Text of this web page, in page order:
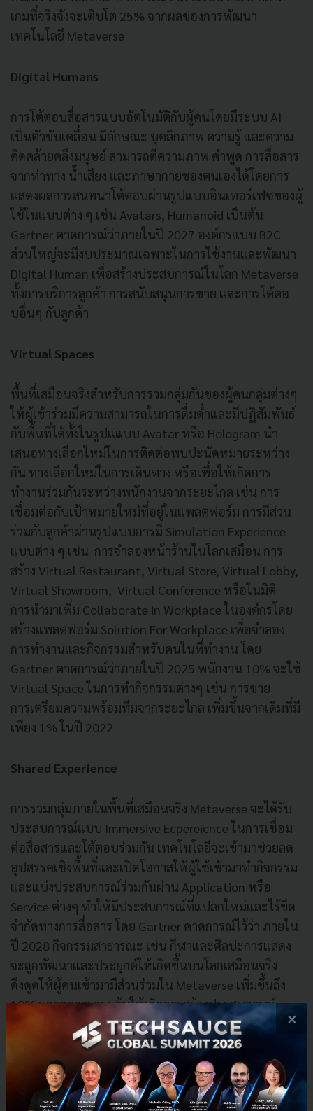
เกมที่จริงจังจะเติบโต 25% จากผลของการพัฒนา
เทคโนโลยี Metaverse
Digital Humans
การโต้ตอบสื่อสารแบบอัตโนมัติกับผู้คนโดยมีระบบ AI
เป็นตัวขับเคลื่อน มีลักษณะ บุคลิกภาพ ความรู้ และความ
คิดคล้ายคลึงมนุษย์ สามารถตีความภาพ คำพูด การสื่อสาร
จากท่าทาง น้ำเสียง และภาษากายของตนเองได้โดยการ
แสดงผลการสนทนาโต้ตอบผ่านรูปแบบอินเทอร์เฟซของผู้
ใช้ในแบบต่าง ๆ เช่น Avatars, Humanoid เป็นต้น
Gartner คาดการณ์ว่าภายในปี 2027 องค์กรแบบ B2C
ส่วนใหญ่จะมีงบประมาณเฉพาะในการใช้งานและพัฒนา
Digital Human เพื่อสร้างประสบการณ์ในโลก Metaverse
ทั้งการบริการลูกค้า การสนับสนุนการขาย และการโต้ตอ
บอื่นๆ กับลูกค้า
Virtual Spaces
พื้นที่เสมือนจริงสำหรับการรวมกลุ่มกันของผู้คนกลุ่มต่างๆ
ให้ผู้เข้าร่วมมีความสามารถในการดื่มด่ำและมีปฏิสัมพันธ์
กับพื้นที่ได้ทั้งในรูปแแบบ Avatar หรือ Hologram นำ
เสนอทางเลือกใหม่ในการติดต่อพบปะนัดหมายระหว่าง
กัน ทางเลือกใหม่ในการเดินทาง หรือเพื่อให้เกิดการ
ทำงานร่วมกันระหว่างพนักงานจากระยะไกล เช่น การ
เชื่อมต่อกับเป้าหมายใหม่ที่อยู่ในแพลตฟอร์ม การมีส่วน
ร่วมกับลูกค้าผ่านรูปแบบการมี Simulation Experience
แบบต่าง ๆ เช่น การจำลองหน้าร้านในโลกเสมือน การ
สร้าง Virtual Restaurant, Virtual Store, Virtual Lobby,
Virtual Showroom, Virtual Conference หรือในมิติ
การนำมาเพิ่ม Collaborate in Workplace ในองค์กรโดย
สร้างแพลตฟอร์ม Solution For Workplace เพื่อจำลอง
การทำงานและกิจกรรมสำหรับคนในที่ทำงาน โดย
Gartner คาดการณ์ว่าภายในปี 2025 พนักงาน 10% จะใช้
Virtual Space ในการทำกิจกรรมต่างๆ เช่น การขาย
การเตรียมความพร้อมทีมจากระยะไกล เพิ่มขึ้นจากเดิมที่มี
เพียง 1% ในปี 2022
Shared Experience
การรวมกลุ่มภายในพื้นที่เสมือนจริง Metaverse จะได้รับ
ประสบการณ์แบบ Immersive Ecpereicnce ในการเชื่อม
ต่อสื่อสารและโต้ตอบร่วมกัน เทคโนโลยีจะเข้ามาช่วยลด
อุปสรรคเชิงพื้นที่และเปิดโอกาสให้ผู้ใช้เข้ามาทำกิจกรรม
และแบ่งประสบการณ์ร่วมกันผ่าน Application หรือ
Service ต่างๆ ทำให้มีประสบการณ์ที่แปลกใหม่และไร้ขีด
จำกัดทางการสื่อสาร โดย Gartner คาดการณ์ไว้ว่า ภายใน
ปี 2028 กิจกรรมสาธารณะ เช่น กีฬาและศิลปะการแสดง
จะถูกพัฒนาและประยุกต์ให้เกิดขึ้นบนโลกเสมือนจริง
ดึงดูดให้ผู้คนเข้ามามีส่วนร่วมใน Metaverse เพิ่มขึ้นถึง
10% และจะการกระตุ้นให้เกิดการสร้างประสบการณ์
ใหม่ๆ เชิงพาณิชย์มากมายในโลก Metaverse
Tokenized Assets
การใช้งานสินทรัพย์ดิจิทัลในรูปแบบโทเค็น โดยเฉพาะ
×